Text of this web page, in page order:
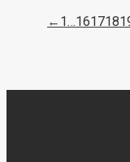
← 1…161718